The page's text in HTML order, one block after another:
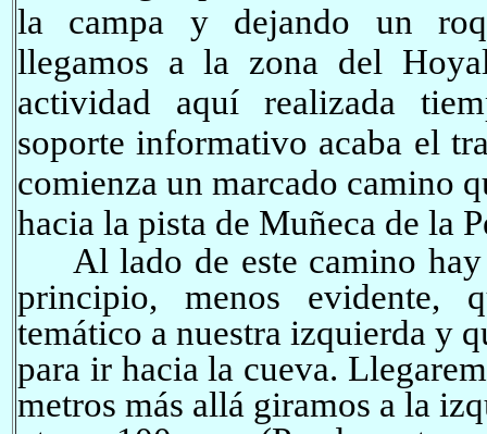
la campa y dejando un
llegamos a la zona del
actividad aquí realizada
soporte informativo acaba el
comienza un marcado camino
hacia la pista de Muñeca de la
Al lado de este camino hay
principio, menos evidente,
temático a nuestra izquierda y
para ir hacia la cueva.
metros más allá giramos a la